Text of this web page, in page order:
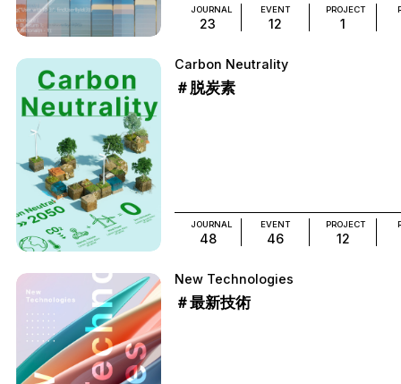
JOURNAL
23
EVENT
12
PROJECT
1
Carbon Neutrality
＃脱炭素
JOURNAL
48
EVENT
46
PROJECT
12
New Technologies
＃最新技術